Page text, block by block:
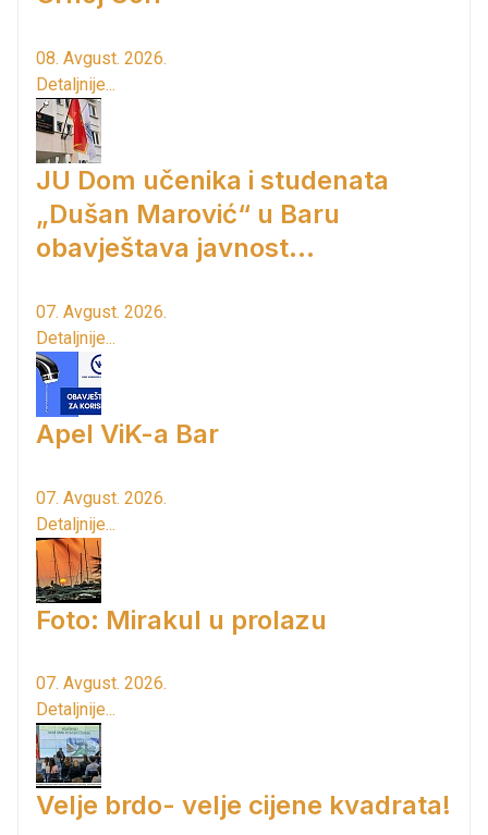
08. Avgust. 2026.
Detaljnije...
JU Dom učenika i studenata
„Dušan Marović“ u Baru
obavještava javnost...
07. Avgust. 2026.
Detaljnije...
Apel ViK-a Bar
07. Avgust. 2026.
Detaljnije...
Foto: Mirakul u prolazu
07. Avgust. 2026.
Detaljnije...
Velje brdo- velje cijene kvadrata!